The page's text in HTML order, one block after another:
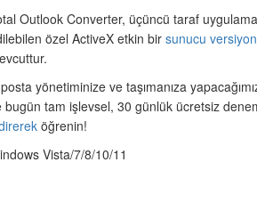
Outlook Converter, üçüncü taraf
özel ActiveX etkin bir sunucu
yönetiminize ve taşımanıza
bugün tam işlevsel, 30 günlük ücretsiz
öğrenin!
Vista/7/8/10/11